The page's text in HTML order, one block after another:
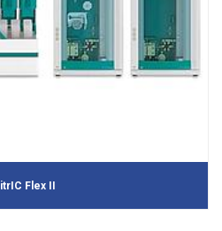
Flex II